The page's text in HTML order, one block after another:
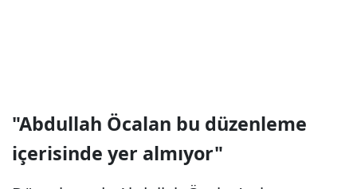
"Abdullah Öcalan bu düzenleme
içerisinde yer almıyor"